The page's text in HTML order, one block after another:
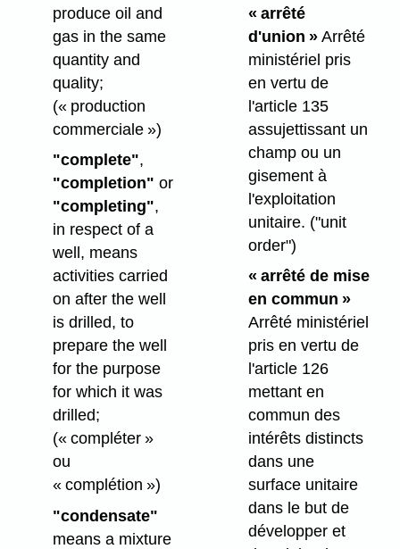
produce oil and
gas in the same
quantity and
quality;
(« production
commerciale »)
"complete",
"completion" or
"completing",
in respect of a
well, means
activities carried
on after the well
is drilled, to
prepare the well
for the purpose
for which it was
drilled;
(« compléter »
ou
« complétion »)
"condensate"
means a mixture
« arrêté
d'union »Arrêté
ministériel pris
en vertu de
l'article 135
assujettissant un
champ ou un
gisement à
l'exploitation
unitaire. ("unit
order")
« arrêté de mise
en commun »
Arrêté ministériel
pris en vertu de
l'article 126
mettant en
commun des
intérêts distincts
dans une
surface unitaire
dans le but de
développer et